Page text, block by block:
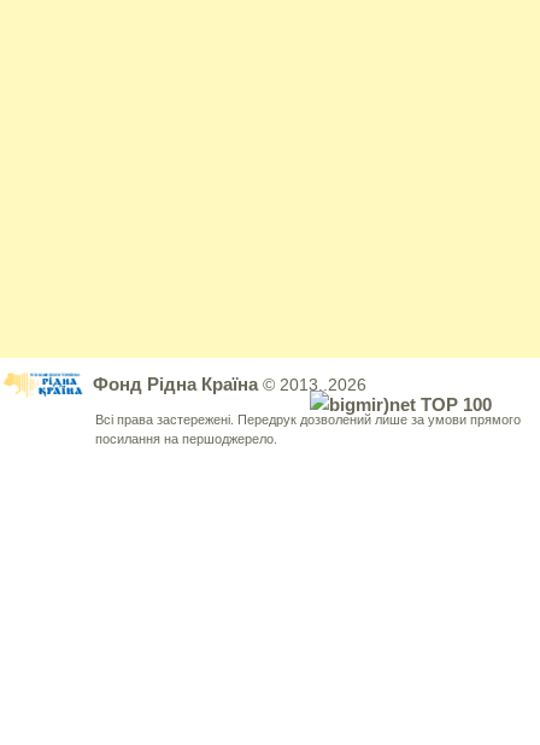
Фонд Рідна Країна© 2013..2026
Всі права застережені. Передрук дозволений лише за умови прямого
посилання на першоджерело.